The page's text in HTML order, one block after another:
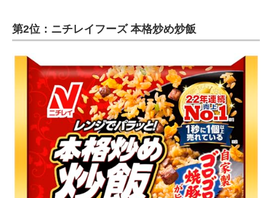
第2位：ニチレイフーズ 本格炒め炒飯